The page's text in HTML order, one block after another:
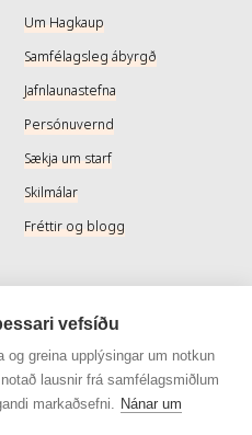
Um Hagkaup
Samfélagsleg ábyrgð
Jafnlaunastefna
Persónuvernd
Sækja um starf
Skilmálar
Fréttir og blogg
Samfélagsmiðlar
Instagram
Instagram - Snyrtivara
vefsíðu
greina upplýsingar um notkun
lausnir frá samfélagsmiðlum
markaðsefni. Nánar um